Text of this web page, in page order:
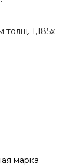
1,185х
марка